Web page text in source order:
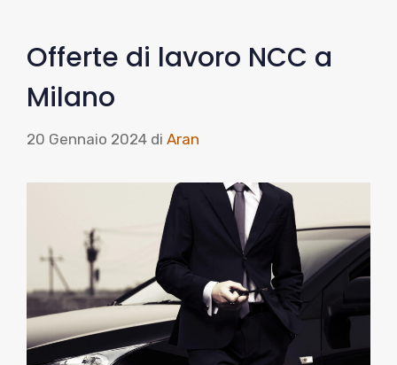
Offerte di lavoro NCC a
Milano
20 Gennaio 2024 di Aran